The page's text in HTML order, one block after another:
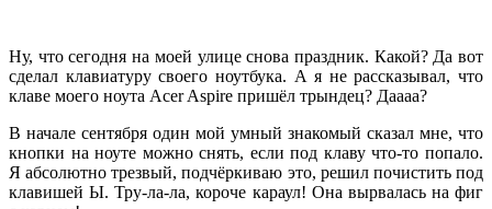
Ну, что сегодня на моей улице снова праздник. Какой? Да вот
сделал клавиатуру своего ноутбука. А я не рассказывал, что
клаве моего ноута Acer Aspire пришёл трындец? Даааа?
В начале сентября один мой умный знакомый сказал мне, что
кнопки на ноуте можно снять, если под клаву что-то попало.
Я абсолютно трезвый, подчёркиваю это, решил почистить под
клавишей Ы. Тру-ла-ла, короче караул! Она вырвалась на фиг